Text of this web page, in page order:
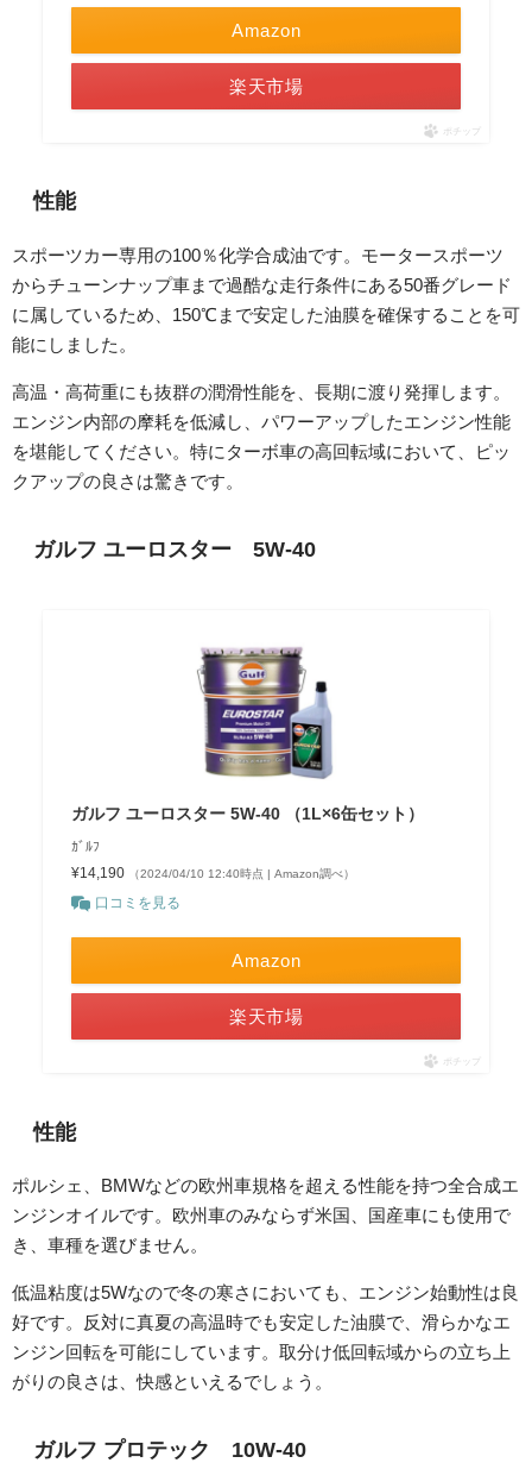
Amazon
楽天市場
ポチップ
性能
スポーツカー専用の100％化学合成油です。モータースポーツ
からチューンナップ車まで過酷な走行条件にある50番グレード
に属しているため、150℃まで安定した油膜を確保することを可
能にしました。
高温・高荷重にも抜群の潤滑性能を、長期に渡り発揮します。
エンジン内部の摩耗を低減し、パワーアップしたエンジン性能
を堪能してください。特にターボ車の高回転域において、ピッ
クアップの良さは驚きです。
ガルフ ユーロスター 5W-40
ガルフ ユーロスター 5W-40 （1L×6缶セット）
ｶﾞﾙﾌ
¥14,190
（2024/04/10 12:40時点 | Amazon調べ）
口コミを見る
Amazon
楽天市場
ポチップ
性能
ポルシェ、BMWなどの欧州車規格を超える性能を持つ全合成エ
ンジンオイルです。欧州車のみならず米国、国産車にも使用で
き、車種を選びません。
低温粘度は5Wなので冬の寒さにおいても、エンジン始動性は良
好です。反対に真夏の高温時でも安定した油膜で、滑らかなエ
ンジン回転を可能にしています。取分け低回転域からの立ち上
がりの良さは、快感といえるでしょう。
ガルフ プロテック 10W-40